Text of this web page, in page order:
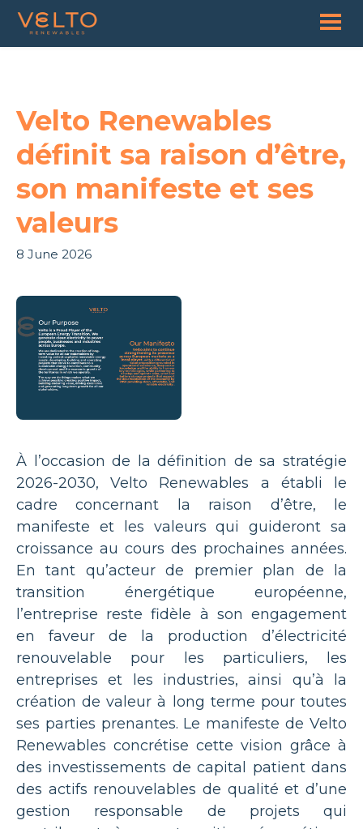
Velto Renewables
définit sa raison d’être,
son manifeste et ses
valeurs
8 June 2026
À l’occasion de la définition de sa stratégie
2026-2030, Velto Renewables a établi le
cadre concernant la raison d’être, le
manifeste et les valeurs qui guideront sa
croissance au cours des prochaines années.
En tant qu’acteur de premier plan de la
transition énergétique européenne,
l’entreprise reste fidèle à son engagement
en faveur de la production d’électricité
renouvelable pour les particuliers, les
entreprises et les industries, ainsi qu’à la
création de valeur à long terme pour toutes
ses parties prenantes. Le manifeste de Velto
Renewables concrétise cette vision grâce à
des investissements de capital patient dans
des actifs renouvelables de qualité et d’une
gestion responsable de projets qui